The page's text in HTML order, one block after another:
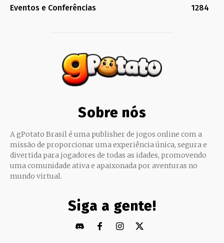
Eventos e Conferências
1284
Sobre nós
A gPotato Brasil é uma publisher de jogos online com a
missão de proporcionar uma experiência única, segura e
divertida para jogadores de todas as idades, promovendo
uma comunidade ativa e apaixonada por aventuras no
mundo virtual.
Siga a gente!